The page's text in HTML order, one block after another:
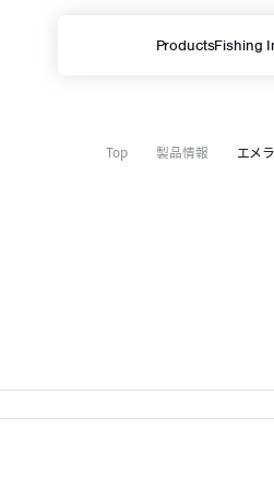
ProductsFishing
サイト内を検索する
Top 製品情報 エメ